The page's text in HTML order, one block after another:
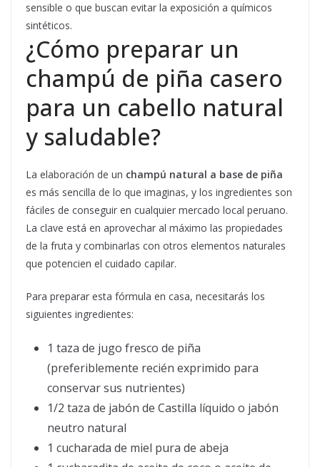
sensible o que buscan evitar la exposición a químicos
sintéticos.
¿Cómo preparar un
champú de piña casero
para un cabello natural
y saludable?
La elaboración de un champú natural a base de piña
es más sencilla de lo que imaginas, y los ingredientes son
fáciles de conseguir en cualquier mercado local peruano.
La clave está en aprovechar al máximo las propiedades
de la fruta y combinarlas con otros elementos naturales
que potencien el cuidado capilar.
Para preparar esta fórmula en casa, necesitarás los
siguientes ingredientes:
1 taza de jugo fresco de piña
(preferiblemente recién exprimido para
conservar sus nutrientes)
1/2 taza de jabón de Castilla líquido o jabón
neutro natural
1 cucharada de miel pura de abeja